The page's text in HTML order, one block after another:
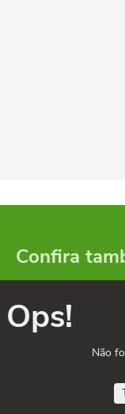
Confira
Ops!
Não